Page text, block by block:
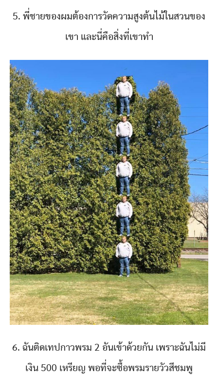
5. พี่ชายของผมต้องการวัดความสูงต้นไม้ในสวนของ
เขา และนี่คือสิ่งที่เขาทำ
6. ฉันติดเทปกาวพรม 2 อันเข้าด้วยกัน เพราะฉันไม่มี
เงิน 500 เหรียญ พอที่จะซื้อพรมรายวัวสีชมพู